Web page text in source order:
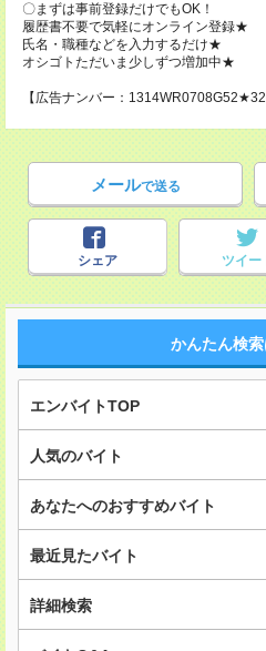
〇まずは事前登録だけでもOK！
履歴書不要で気軽にオンライン登録★
氏名・職種などを入力するだけ★
オシゴトただいま少しずつ増加中★
【広告ナンバー：
メールで送る
シェア ツイー
かんたん検
エンバイトTOP
人気のバイト
あなたへのおすすめバイト
最近見たバイト
詳細検索